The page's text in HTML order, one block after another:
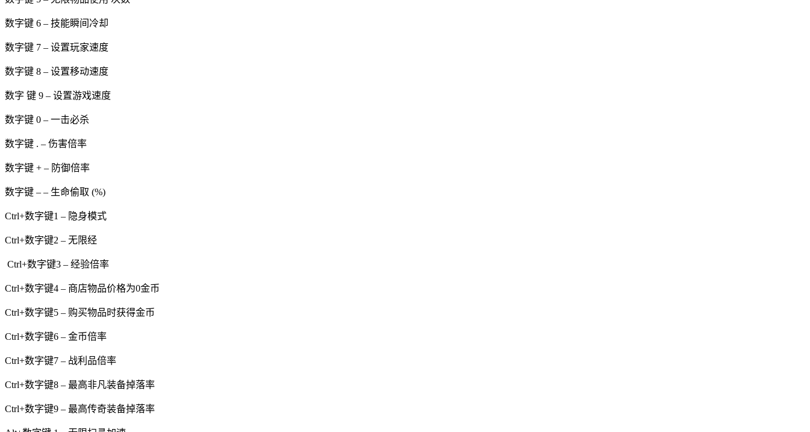
数字键 6 – 技能瞬间冷却
数字键 7 – 设置玩家速度
数字键 8 – 设置移动速度
数字 键 9 – 设置游戏速度
数字键 0 – 一击必杀
数字键 . – 伤害倍率
数字键 + – 防御倍率
数字键 – – 生命偷取 (%)
Ctrl+数字键1 – 隐身模式
Ctrl+数字键2 – 无限经
Ctrl+数字键3 – 经验倍率
Ctrl+数字键4 – 商店物品价格为0金币
Ctrl+数字键5 – 购买物品时获得金币
Ctrl+数字键6 – 金币倍率
Ctrl+数字键7 – 战利品倍率
Ctrl+数字键8 – 最高非凡装备掉落率
Ctrl+数字键9 – 最高传奇装备掉落率